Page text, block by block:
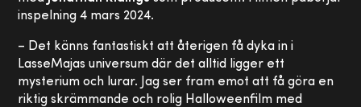
inspelning 4 mars 2024.
– Det känns fantastiskt att återigen få dyka in i
LasseMajas universum där det alltid ligger ett
mysterium och lurar. Jag ser fram emot att få göra en
riktig skrämmande och rolig Halloweenfilm med